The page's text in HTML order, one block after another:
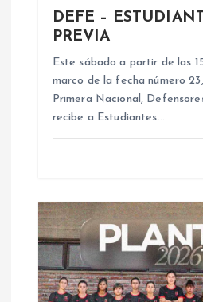
a
d
a
DEFE –
PREVIA
Este sábado a partir de las
marco de la fecha número
Primera Nacional,
recibe a Estudiantes…